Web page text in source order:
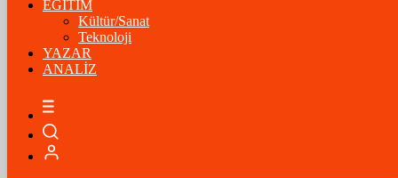
10.093,00%-1,09
BİTCOİN
EĞİTİM
Kültür/Sanat
Teknoloji
YAZAR
ANALİZ
05:34 / Ramazan’ın Bereketi Yarenler İftarıyla Taçlandı: ‘Birlikte